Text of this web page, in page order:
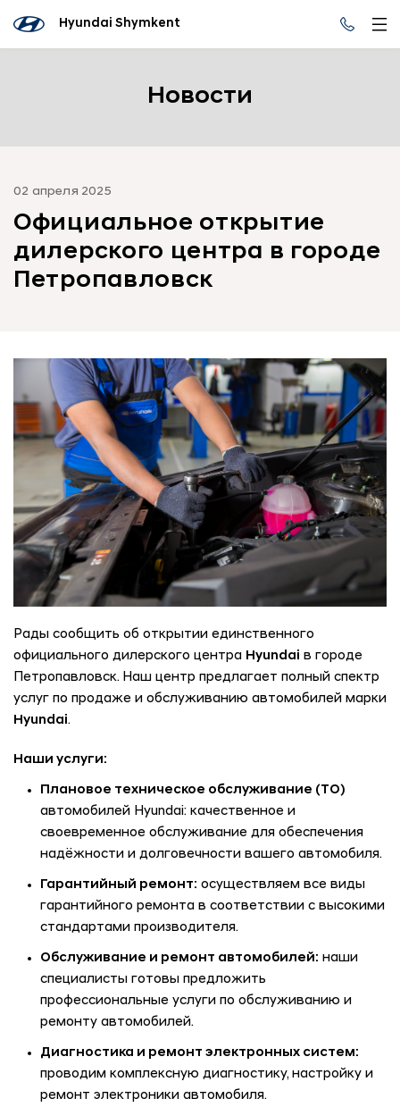
Hyundai Shymkent
Новости
02 апреля 2025
Официальное открытие
дилерского центра в городе
Петропавловск
Рады сообщить об открытии единственного
официального дилерского центра Hyundai в городе
Петропавловск. Наш центр предлагает полный спектр
услуг по продаже и обслуживанию автомобилей марки
Hyundai.
Наши услуги:
Плановое техническое обслуживание (ТО)
автомобилей Hyundai: качественное и
своевременное обслуживание для обеспечения
надёжности и долговечности вашего автомобиля.
Гарантийный ремонт: осуществляем все виды
гарантийного ремонта в соответствии с высокими
стандартами производителя.
Обслуживание и ремонт автомобилей: наши
специалисты готовы предложить
профессиональные услуги по обслуживанию и
ремонту автомобилей.
Диагностика и ремонт электронных систем:
проводим комплексную диагностику, настройку и
ремонт электроники автомобиля.